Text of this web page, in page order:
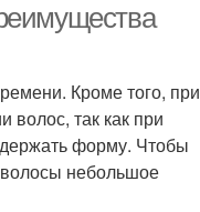
Кроме того, при
волос, так как при
форму. Чтобы
волосы небольшое